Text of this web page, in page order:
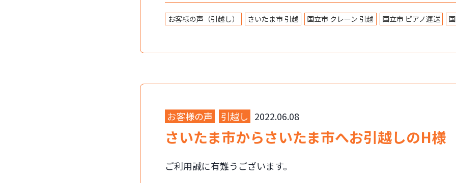
お客様の声（引越し） さいたま市 引越 国立市 クレーン 引越 国立市 ピアノ運送
お客様の声 引越し 2022.06.08
さいたま市からさいたま市へお引越しのH様
ご利用誠に有難うございます。